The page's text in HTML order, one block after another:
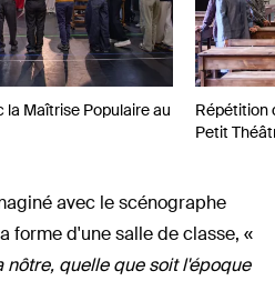
la Maîtrise Populaire au
Répétition
Petit
avec le scénographe
forme d'une salle de classe, «
quelle que soit l'époque